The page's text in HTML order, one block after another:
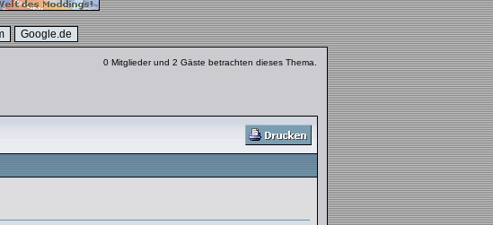
0 Mitglieder und 2 Gäste betrachten dieses Thema.